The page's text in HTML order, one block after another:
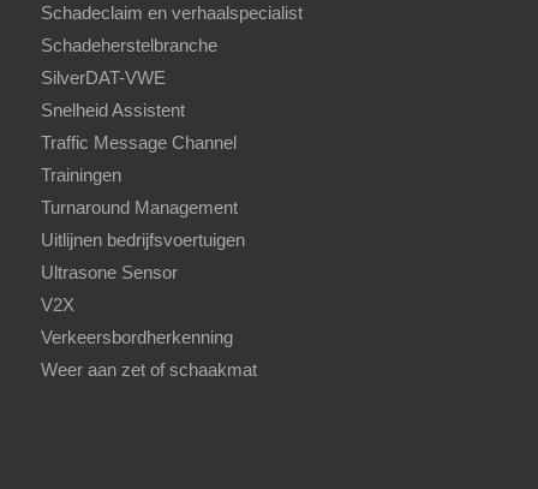
Schadeclaim en verhaalspecialist
Schadeherstelbranche
SilverDAT-VWE
Snelheid Assistent
Traffic Message Channel
Trainingen
Turnaround Management
Uitlijnen bedrijfsvoertuigen
Ultrasone Sensor
V2X
Verkeersbordherkenning
Weer aan zet of schaakmat